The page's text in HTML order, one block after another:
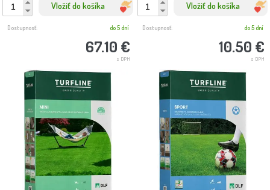
Vložiť do košíka
67.10 €
s DPH
Dostupnosť: do 5 dní
Vložiť do košíka
10.50 €
s DPH
Dostupnosť: do 5 dní